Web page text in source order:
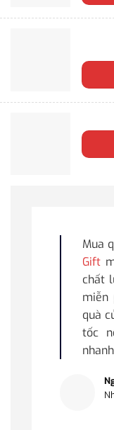
Mua
Gift
chất
miễn
quà
tốc